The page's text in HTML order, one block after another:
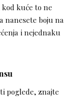
kuće to ne
nanesete boju na
i nejednaku
poglede, znajte